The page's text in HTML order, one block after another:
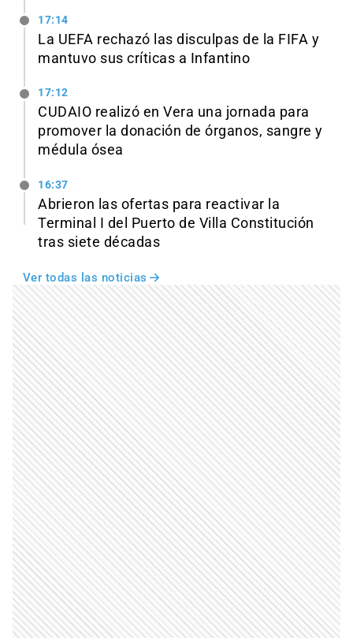
17:14
La UEFA rechazó las disculpas de la FIFA y
mantuvo sus críticas a Infantino
17:12
CUDAIO realizó en Vera una jornada para
promover la donación de órganos, sangre y
médula ósea
16:37
Abrieron las ofertas para reactivar la
Terminal I del Puerto de Villa Constitución
tras siete décadas
Ver todas las noticias